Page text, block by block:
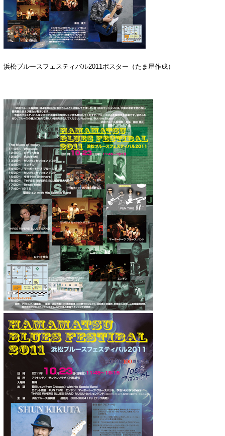
浜松ブルースフェスティバル2011ポスター（たま屋作成）